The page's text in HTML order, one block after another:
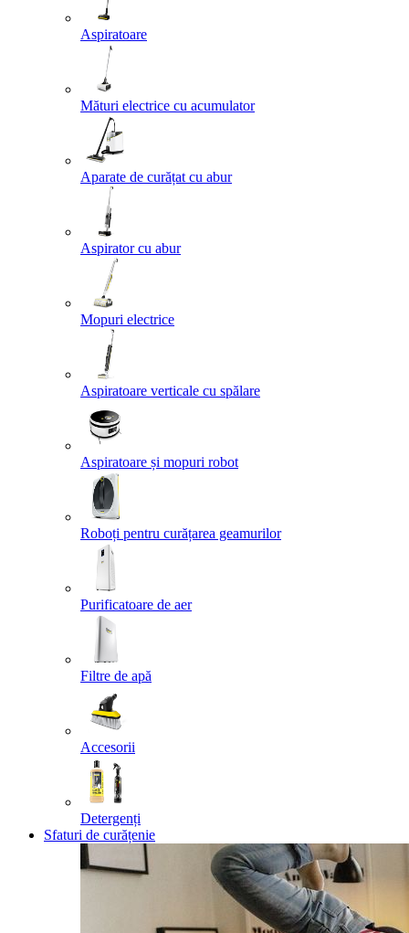
Aspiratoare
Mături electrice cu acumulator
Aparate de curățat cu abur
Aspirator cu abur
Mopuri electrice
Aspiratoare verticale cu spălare
Aspiratoare și mopuri robot
Roboți pentru curățarea geamurilor
Purificatoare de aer
Filtre de apă
Accesorii
Detergenți
Sfaturi de curățenie